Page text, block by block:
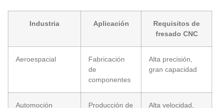
Industria Aplicación
Requisitos de
fresado CNC
Aeroespacial
Fabricación
de
componentes
Alta precisión,
gran capacidad
Automoción
Producción de
Alta velocidad,